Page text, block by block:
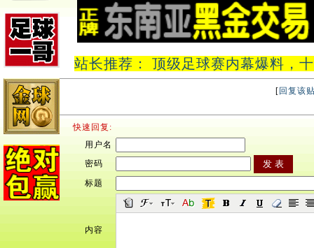
站长推荐： 顶级足球赛内幕爆料，
[ 回复该
快速回复:
用户名
密码
标题
内容